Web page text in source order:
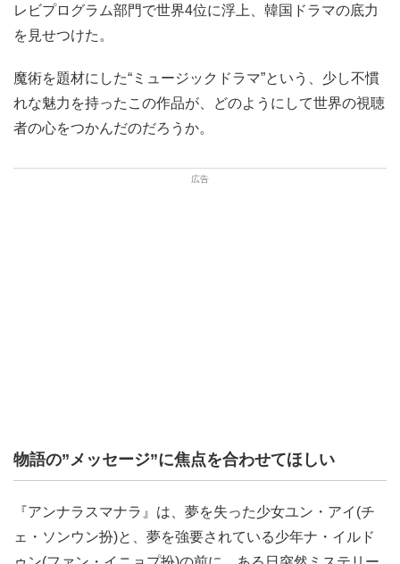
レビプログラム部門で世界4位に浮上、韓国ドラマの底力
を見せつけた。
魔術を題材にした“ミュージックドラマ”という、少し不慣
れな魅力を持ったこの作品が、どのようにして世界の視聴
者の心をつかんだのだろうか。
物語の”メッセージ”に焦点を合わせてほしい
『アンナラスマナラ』は、夢を失った少女ユン・アイ(チ
ェ・ソンウン扮)と、夢を強要されている少年ナ・イルド